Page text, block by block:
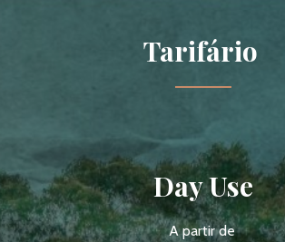
Tarifário
Day Use
A partir de